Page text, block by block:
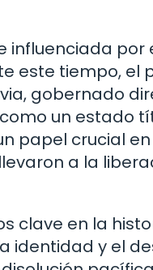
influenciada por
este tiempo, el
gobernado
un estado
papel crucial
a la
clave en la
identidad y el